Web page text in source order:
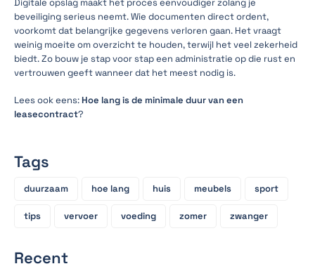
beveiliging serieus neemt. Wie documenten direct ordent,
voorkomt dat belangrijke gegevens verloren gaan. Het vraagt
weinig moeite om overzicht te houden, terwijl het veel zekerheid
biedt. Zo bouw je stap voor stap een administratie op die rust en
vertrouwen geeft wanneer dat het meest nodig is.
Lees ook eens:Hoe lang is de minimale duur van een
leasecontract?
Tags
duurzaam hoe lang huis meubels sport
tips vervoer voeding zomer zwanger
Recent